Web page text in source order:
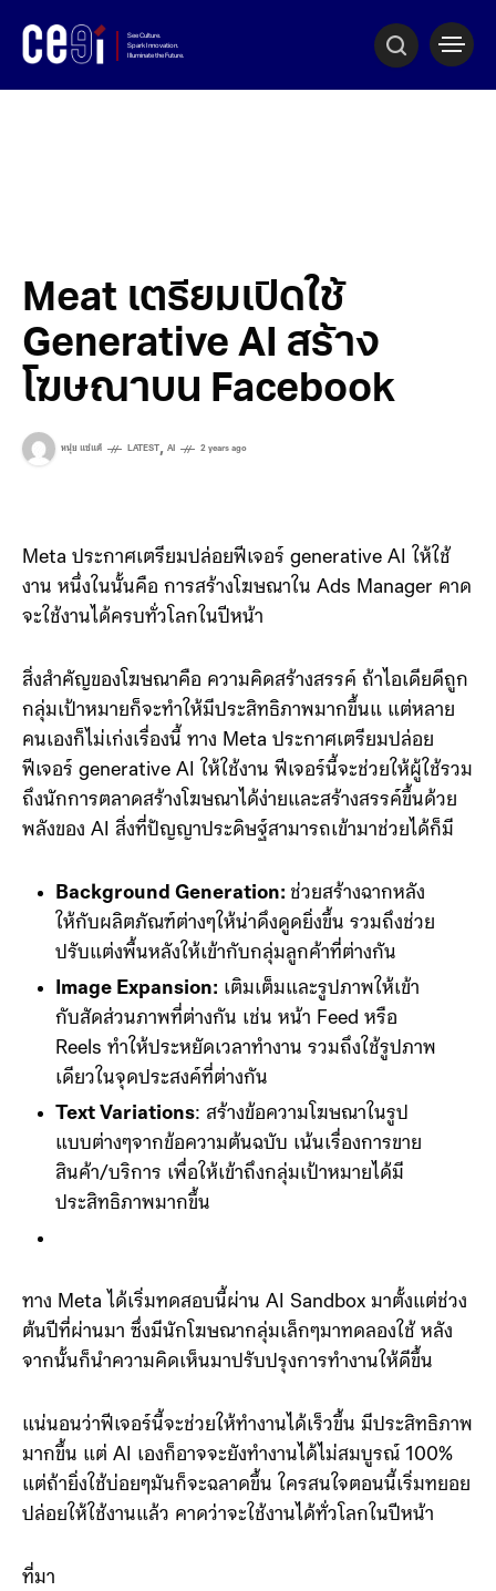
Meat เตรียมเปิดใช้
Generative AI สร้าง
โฆษณาบน Facebook
หนุ่ย แซ่แต้ LATEST , AI 2 years ago
Meta ประกาศเตรียมปล่อยฟีเจอร์ generative AI ให้ใช้
งาน หนึ่งในนั้นคือ การสร้างโฆษณาใน Ads Manager คาด
จะใช้งานได้ครบทั่วโลกในปีหน้า
สิ่งสำคัญของโฆษณาคือ ความคิดสร้างสรรค์ ถ้าไอเดียดีถูก
กลุ่มเป้าหมายก็จะทำให้มีประสิทธิภาพมากขึ้นแ แต่หลาย
คนเองก็ไม่เก่งเรื่องนี้ ทาง Meta ประกาศเตรียมปล่อย
ฟีเจอร์ generative AI ให้ใช้งาน ฟีเจอร์นี้จะช่วยให้ผู้ใช้รวม
ถึงนักการตลาดสร้างโฆษณาได้ง่ายและสร้างสรรค์ขึ้นด้วย
พลังของ AI สิ่งที่ปัญญาประดิษฐ์สามารถเข้ามาช่วยได้ก็มี
Background Generation: ช่วยสร้างฉากหลัง
ให้กับผลิตภัณฑ์ต่างๆให้น่าดึงดูดยิ่งขึ้น รวมถึงช่วย
ปรับแต่งพื้นหลังให้เข้ากับกลุ่มลูกค้าที่ต่างกัน
Image Expansion: เติมเต็มและรูปภาพให้เข้า
กับสัดส่วนภาพที่ต่างกัน เช่น หน้า Feed หรือ
Reels ทำให้ประหยัดเวลาทำงาน รวมถึงใช้รูปภาพ
เดียวในจุดประสงค์ที่ต่างกัน
Text Variations: สร้างข้อความโฆษณาในรูป
แบบต่างๆจากข้อความต้นฉบับ เน้นเรื่องการขาย
สินค้า/บริการ เพื่อให้เข้าถึงกลุ่มเป้าหมายได้มี
ประสิทธิภาพมากขึ้น
ทาง Meta ได้เริ่มทดสอบนี้ผ่าน AI Sandbox มาตั้งแต่ช่วง
ต้นปีที่ผ่านมา ซึ่งมีนักโฆษณากลุ่มเล็กๆมาทดลองใช้ หลัง
จากนั้นก็นำความคิดเห็นมาปรับปรุงการทำงานให้ดีขึ้น
แน่นอนว่าฟีเจอร์นี้จะช่วยให้ทำงานได้เร็วขึ้น มีประสิทธิภาพ
มากขึ้น แต่ AI เองก็อาจจะยังทำงานได้ไม่สมบูรณ์ 100%
แต่ถ้ายิ่งใช้บ่อยๆมันก็จะฉลาดขึ้น ใครสนใจตอนนี้เริ่มทยอย
ปล่อยให้ใช้งานแล้ว คาดว่าจะใช้งานได้ทั่วโลกในปีหน้า
ที่มา